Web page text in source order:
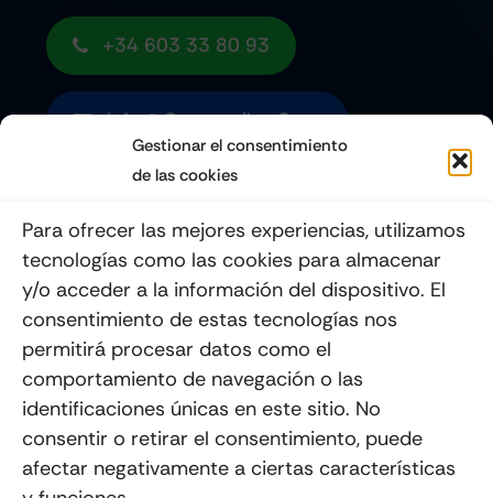
Gestionar el consentimiento
de las cookies
Para ofrecer las mejores experiencias, utilizamos
tecnologías como las cookies para almacenar
y/o acceder a la información del dispositivo. El
consentimiento de estas tecnologías nos
permitirá procesar datos como el
comportamiento de navegación o las
identificaciones únicas en este sitio. No
consentir o retirar el consentimiento, puede
afectar negativamente a ciertas características
+34 603 33 80 93
Info@quemoviles.com
Enviar